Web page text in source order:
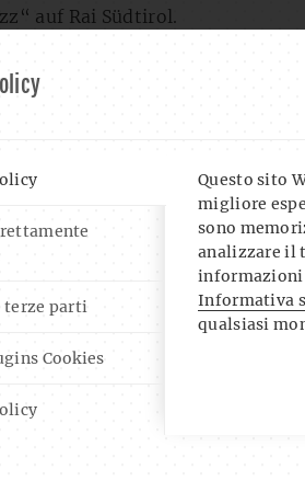
terze parti
Cookies
Questo sito
migliore
sono
analizzare il
informazioni
Informativa
qualsiasi
auf Rai Südtirol.